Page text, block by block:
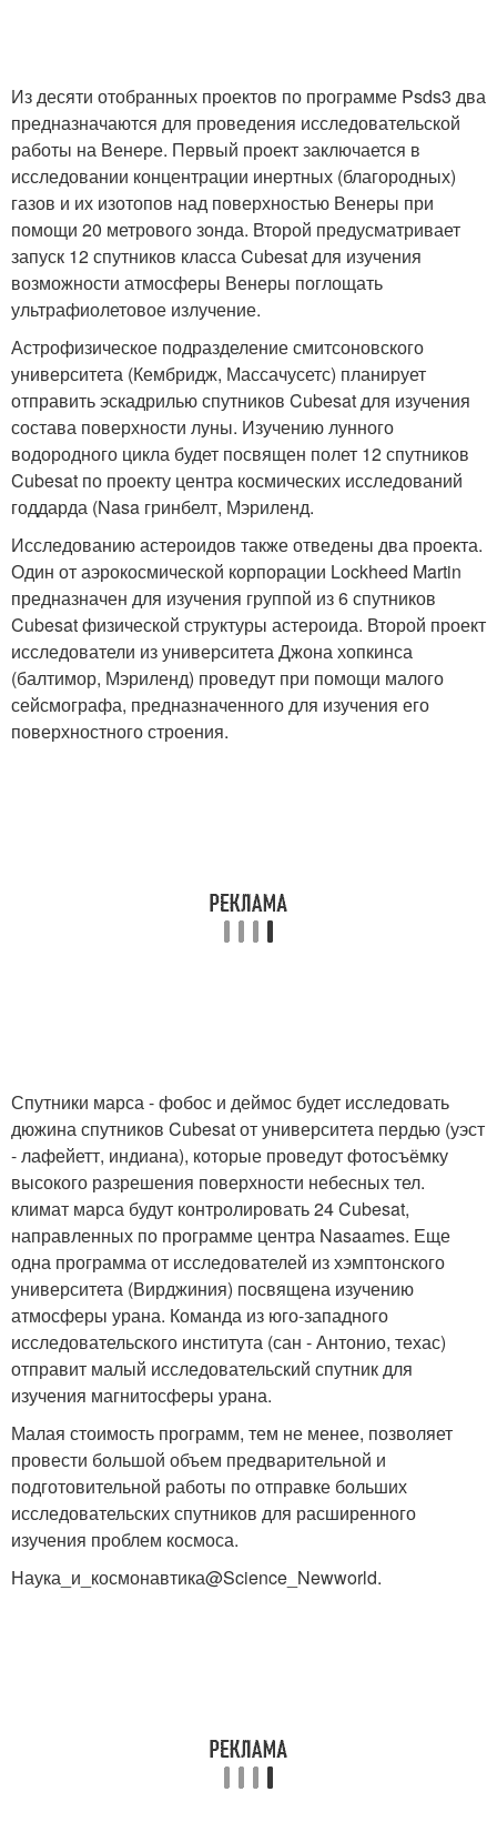
Из десяти отобранных проектов по программе Psds3 два
предназначаются для проведения исследовательской
работы на Венере. Первый проект заключается в
исследовании концентрации инертных (благородных)
газов и их изотопов над поверхностью Венеры при
помощи 20 метрового зонда. Второй предусматривает
запуск 12 спутников класса Cubesat для изучения
возможности атмосферы Венеры поглощать
ультрафиолетовое излучение.
Астрофизическое подразделение смитсоновского
университета (Кембридж, Массачусетс) планирует
отправить эскадрилью спутников Cubesat для изучения
состава поверхности луны. Изучению лунного
водородного цикла будет посвящен полет 12 спутников
Cubesat по проекту центра космических исследований
годдарда (Nasa гринбелт, Мэриленд.
Исследованию астероидов также отведены два проекта.
Один от аэрокосмической корпорации Lockheed Martin
предназначен для изучения группой из 6 спутников
Cubesat физической структуры астероида. Второй проект
исследователи из университета Джона хопкинса
(балтимор, Мэриленд) проведут при помощи малого
сейсмографа, предназначенного для изучения его
поверхностного строения.
Спутники марса - фобос и деймос будет исследовать
дюжина спутников Cubesat от университета пердью (уэст
- лафейетт, индиана), которые проведут фотосъёмку
высокого разрешения поверхности небесных тел.
климат марса будут контролировать 24 Cubesat,
направленных по программе центра Nasaames. Еще
одна программа от исследователей из хэмптонского
университета (Вирджиния) посвящена изучению
атмосферы урана. Команда из юго-западного
исследовательского института (сан - Антонио, техас)
отправит малый исследовательский спутник для
изучения магнитосферы урана.
Малая стоимость программ, тем не менее, позволяет
провести большой объем предварительной и
подготовительной работы по отправке больших
исследовательских спутников для расширенного
изучения проблем космоса.
Наука_и_космонавтика@Science_Newworld.